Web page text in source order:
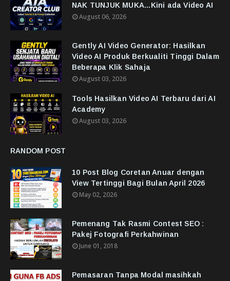
NAK TUNJUK MUKA...Kini ada Video AI
August 06, 2026
Gently AI Video Generator: Hasilkan
Video AI Produk Berkualiti Tinggi Dalam
Beberapa Klik Sahaja
August 03, 2026
Tools Hasilkan Video AI Terbaru dari AI
Academy
August 03, 2026
RANDOM POST
10 Post Blog Coretan Anuar dengan
View Tertinggi Bagi Bulan April 2026
May 02, 2026
Pemenang Tak Rasmi Contest SEO :
Pakej Fotografi Perkahwinan
June 01, 2018
Pemasaran Tanpa Modal masihkah